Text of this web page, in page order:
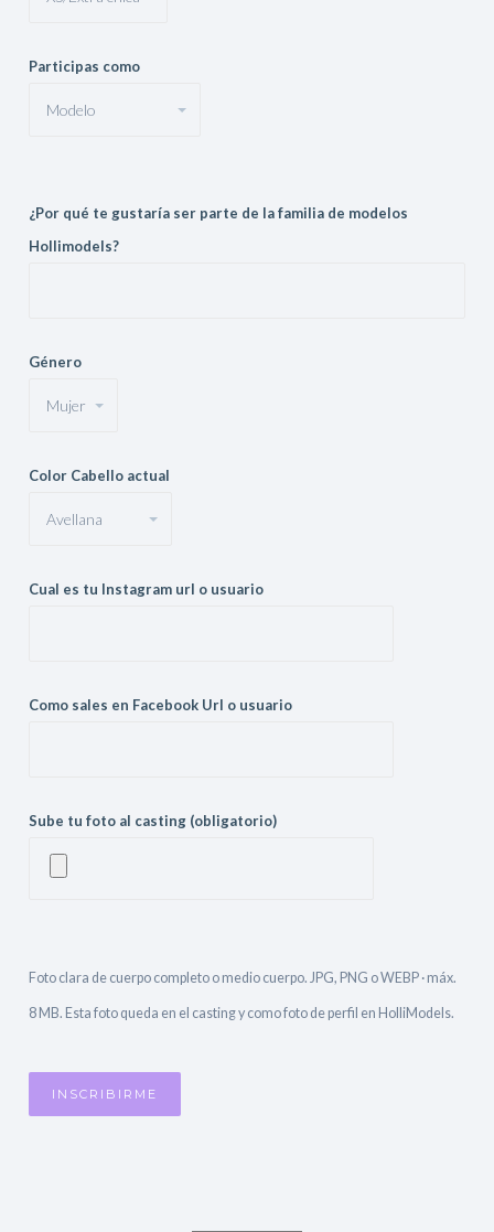
Participas como
¿Por qué te gustaría ser parte de la familia de modelos
Hollimodels?
Género
Color Cabello actual
Cual es tu Instagram url o usuario
Como sales en Facebook Url o usuario
Sube tu foto al casting (obligatorio)
Foto clara de cuerpo completo o medio cuerpo. JPG, PNG o WEBP · máx.
8 MB. Esta foto queda en el casting y como foto de perfil en HolliModels.